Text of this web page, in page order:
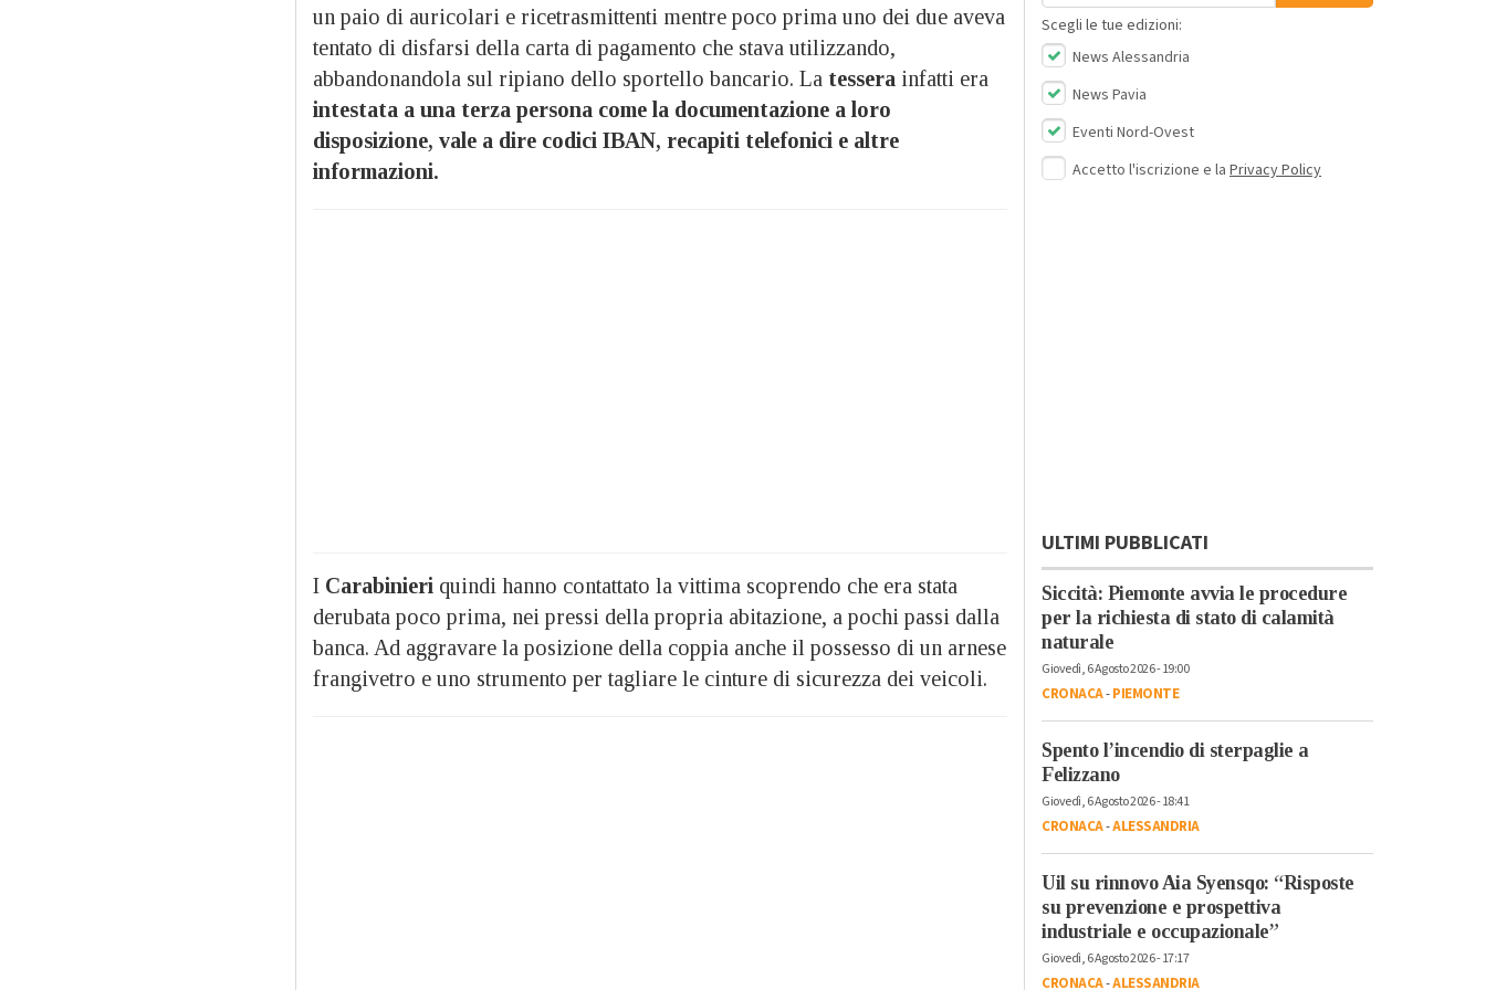
un paio di auricolari e ricetrasmittenti mentre poco prima uno dei due aveva
tentato di disfarsi della carta di pagamento che stava utilizzando,
abbandonandola sul ripiano dello sportello bancario. La tessera infatti era
intestata a una terza persona come la documentazione a loro
disposizione, vale a dire codici IBAN, recapiti telefonici e altre
informazioni.
I Carabinieri quindi hanno contattato la vittima scoprendo che era stata
derubata poco prima, nei pressi della propria abitazione, a pochi passi dalla
banca. Ad aggravare la posizione della coppia anche il possesso di un arnese
frangivetro e uno strumento per tagliare le cinture di sicurezza dei veicoli.
Scegli le tue edizioni:
News Alessandria
News Pavia
Eventi Nord-Ovest
Accetto l'iscrizione e la Privacy Policy
ULTIMI PUBBLICATI
Siccità: Piemonte avvia le procedure
per la richiesta di stato di calamità
naturale
Giovedì, 6 Agosto 2026 - 19:00
CRONACA-PIEMONTE
Spento l’incendio di sterpaglie a
Felizzano
Giovedì, 6 Agosto 2026 - 18:41
CRONACA-ALESSANDRIA
Uil su rinnovo Aia Syensqo: “Risposte
su prevenzione e prospettiva
industriale e occupazionale”
Giovedì, 6 Agosto 2026 - 17:17
CRONACA-ALESSANDRIA